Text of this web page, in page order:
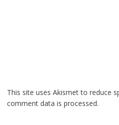
This site uses Akismet to reduce
comment data is processed.